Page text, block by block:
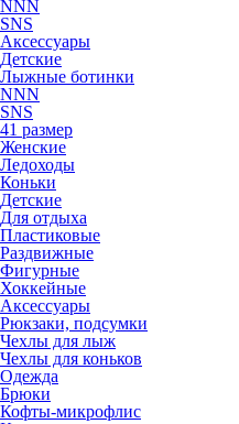
NNN
SNS
Аксессуары
Детские
Лыжные ботинки
NNN
SNS
41 размер
Женские
Ледоходы
Коньки
Детские
Для отдыха
Пластиковые
Раздвижные
Фигурные
Хоккейные
Аксессуары
Рюкзаки, подсумки
Чехлы для лыж
Чехлы для коньков
Одежда
Брюки
Кофты-микрофлис